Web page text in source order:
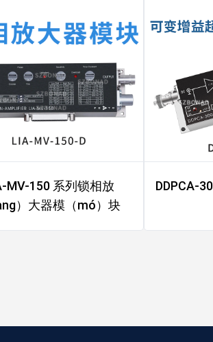
MV-150 系列锁相放
）大器模（mó）块
DDPCA-